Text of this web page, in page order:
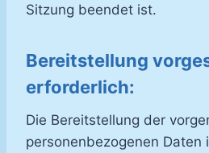
Sitzung beendet ist.
Bereitstellung
erforderlich:
Die Bereitstellung der
personenbezogenen Daten